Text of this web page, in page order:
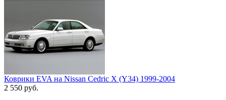
Коврики EVA на Nissan Cedric X (Y34) 1999-2004
2 550 руб.